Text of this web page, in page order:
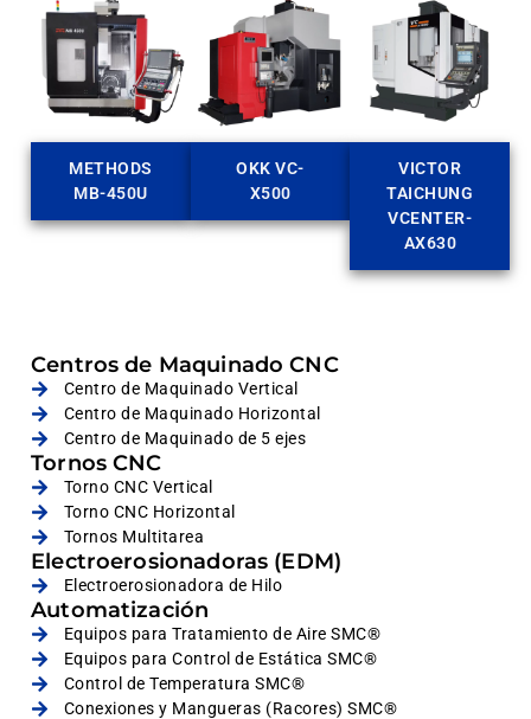
METHODS
MB-450U
OKK VC-
X500
VICTOR
TAICHUNG
VCENTER-
AX630
Centros de Maquinado CNC
Centro de Maquinado Vertical
Centro de Maquinado Horizontal
Centro de Maquinado de 5 ejes
Tornos CNC
Torno CNC Vertical
Torno CNC Horizontal
Tornos Multitarea
Electroerosionadoras (EDM)
Electroerosionadora de Hilo
Automatización
Equipos para Tratamiento de Aire SMC®
Equipos para Control de Estática SMC®
Control de Temperatura SMC®
Conexiones y Mangueras (Racores) SMC®